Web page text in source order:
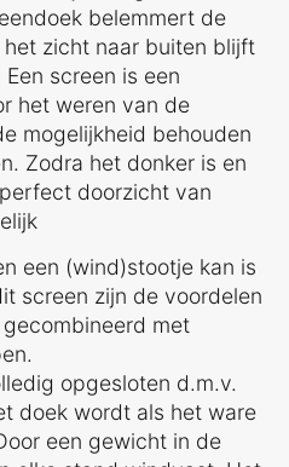
belemmert de
zicht naar buiten blijft
screen is een
het weren van de
mogelijkheid behouden
Zodra het donker is en
doorzicht van
een (wind)stootje kan is
screen zijn de voordelen
met
opgesloten d.m.v.
doek wordt als het ware
een gewicht in de